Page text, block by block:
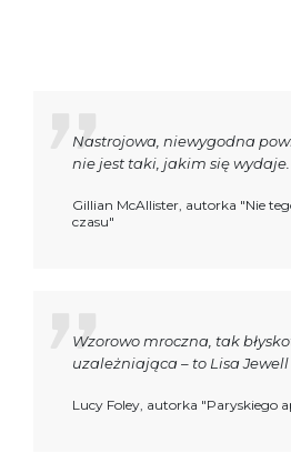
Nastrojowa, niewygodna
nie jest taki, jakim się wydaje.
Gillian McAllister, autorka "Nie
czasu"
Wzorowo mroczna, tak
uzależniająca – to Lisa Jewell
Lucy Foley, autorka "Paryskiego